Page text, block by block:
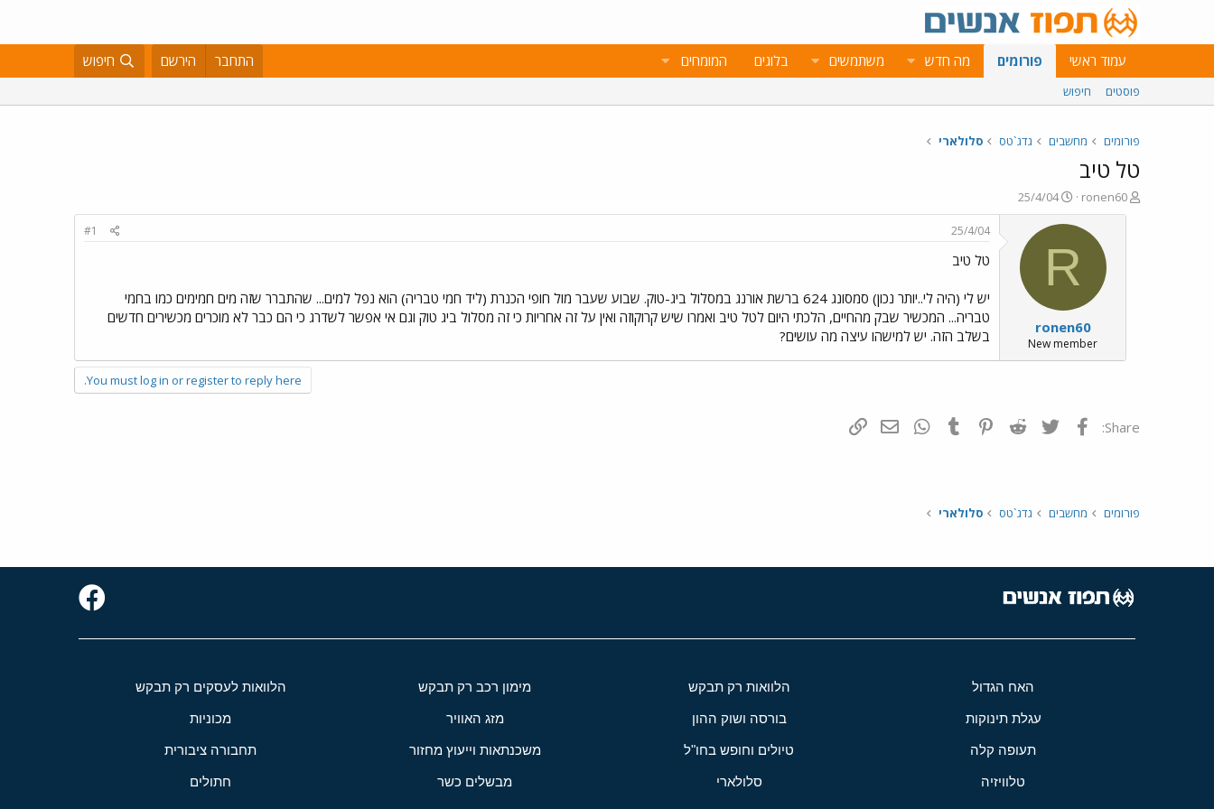
עמוד ראשי פורומים מה חדש משתמשים בלוגים המומחים התחבר הירשם חיפוש
פוסטים חיפוש
פורומים מחשבים גדג`טס סלולארי
טל טיב
פ
ו
ronen60
פ
ו
ר
א
ר
י
ך
25/4/04
R
ronen60
New member
25/4/04
#1
טל טיב
יש לי (היה לי..יותר נכון) סמסונג 624 ברשת אורנג במסלול ביג-טוק. שבוע שעבר מול חופי הכנרת (ליד חמי טבריה) הוא נפל למים... שהתברר שזה מים חמימים כמו בחמי
טבריה... המכשיר שבק מהחיים, הלכתי היום לטל טיב ואמרו שיש קרוקוזה ואין על זה אחריות כי זה מסלול ביג טוק וגם אי אפשר לשדרג כי הם כבר לא מוכרים מכשירים חדשים
בשלב הזה. יש למישהו עיצה מה עושים?
You must log in or register to reply here.
Share: פייסבוק Twitter
Reddit
Pinterest
Tumblr
WhatsAppדואר אלקטרוני
פורומים מחשבים גדג`טס סלולארי
האח הגדול הלוואות רק תבקש מימון רכב רק תבקש הלוואות לעסקים רק תבקש
עגלת תינוקות בורסה ושוק ההון מזג האוויר מכוניות
תעופה קלה טיולים וחופש בחו"ל משכנתאות וייעוץ מחזור תחבורה ציבורית
טלוויזיה סלולארי מבשלים כשר חתולים